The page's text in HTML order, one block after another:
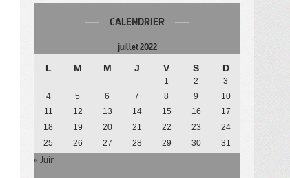
CALENDRIER
juillet 2022
L M M J V S D
1 2
3
4
5 6 7 8 9
10
11
12 13 14 15 16
17
18
19 20 21 22 23
24
25
26 27 28 29 30 31
« Juin